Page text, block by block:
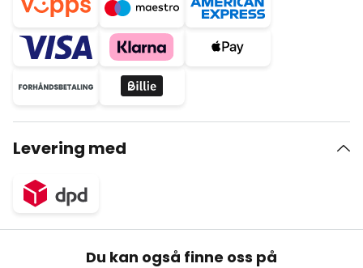
Levering med
Du kan også finne oss på